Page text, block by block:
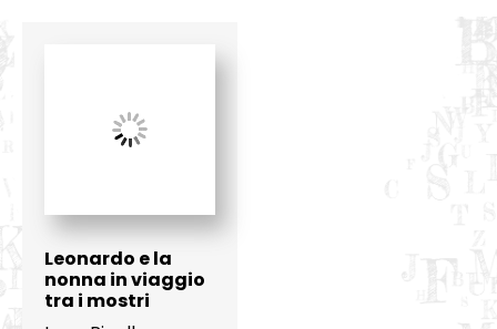
Leonardo e la
nonna in viaggio
tra i mostri